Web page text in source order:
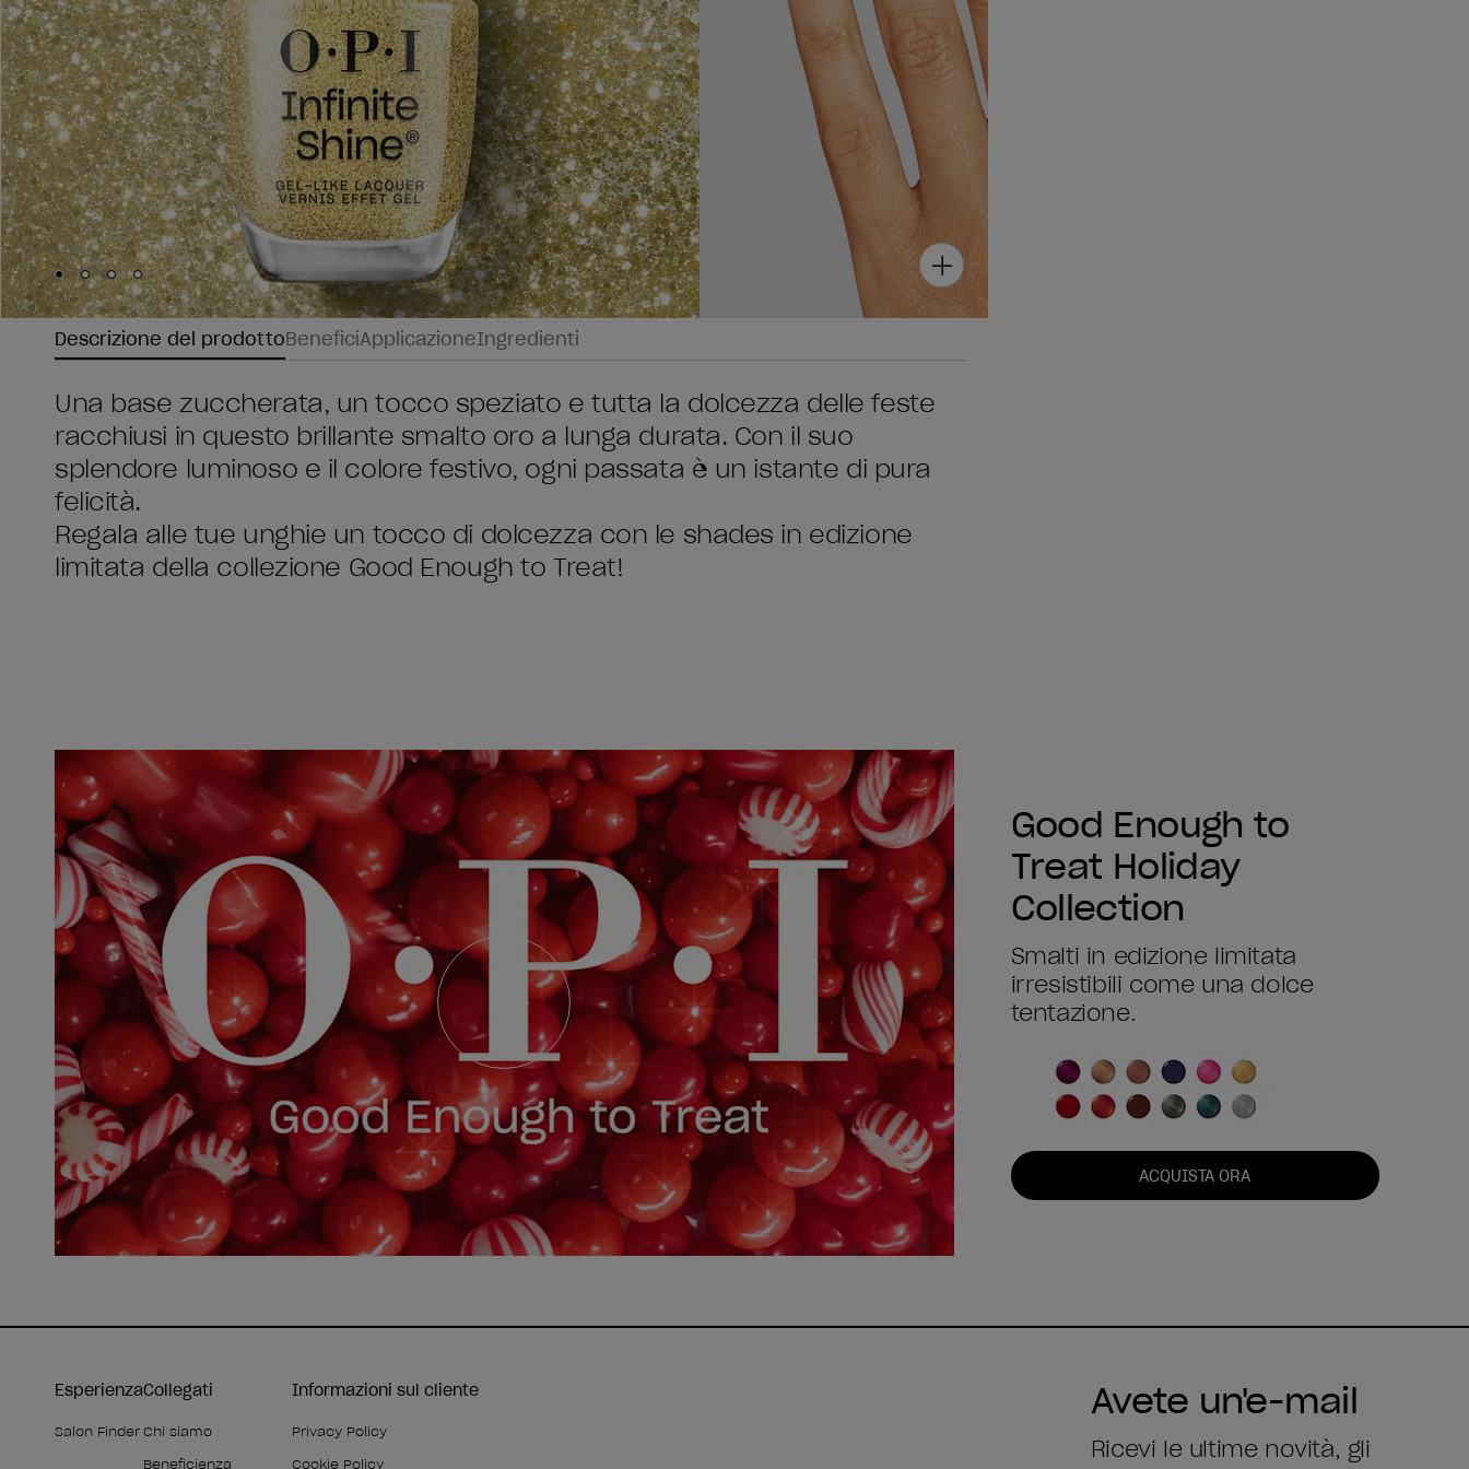
Skip to slide1
Skip to slide2
Skip to slide3
Skip to slide4
Descrizione del prodottoBeneficiApplicazioneIngredienti
Una base zuccherata, un tocco speziato e tutta la dolcezza delle feste
racchiusi in questo brillante smalto oro a lunga durata. Con il suo
splendore luminoso e il colore festivo, ogni passata è un istante di pura
felicità.
Regala alle tue unghie un tocco di dolcezza con le shades in edizione
limitata della collezione Good Enough to Treat!
Good Enough to
Treat Holiday
Collection
Smalti in edizione limitata
irresistibili come una dolce
tentazione.
ACQUISTA ORA
Esperienza
Salon Finder
Collegati
Chi siamo
Beneficienza
Informazioni sul cliente
Privacy Policy
Cookie Policy
Avete un'e-mail
Ricevi le ultime novità, gli